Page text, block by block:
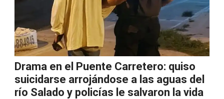
Drama en el Puente Carretero: quiso
suicidarse arrojándose a las aguas del
río Salado y policías le salvaron la vida